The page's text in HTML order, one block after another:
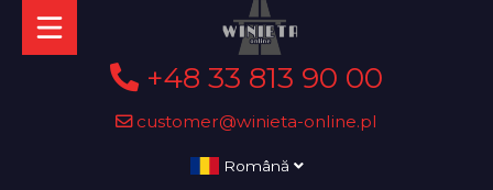
+48 33 813 90 00
customer@winieta-online.pl
Română